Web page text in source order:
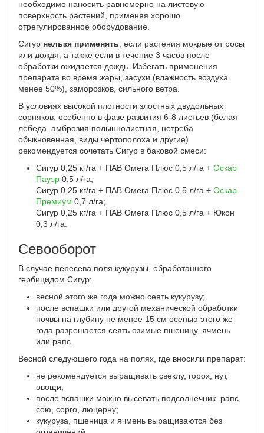
необходимо наносить равномерно на листовую
поверхность растений, применяя хорошо
отрегулированное оборудование.
Сигур нельзя применять , если растения мокрые от росы
или дождя, а также если в течение 3 часов после
обработки ожидается дождь. Избегать применения
препарата во время жары, засухи (влажность воздуха
менее 50%), заморозков, сильного ветра.
В условиях высокой плотности злостных двудольных
сорняков, особенно в фазе развития 6-8 листьев (белая
лебеда, амброзия полыннолистная, нетреба
обыкновенная, виды чертополоха и другие)
рекомендуется сочетать Сигур в баковой смеси:
Сигур 0,25 кг/га + ПАВ Омега Плюс 0,5 л/га + Оскар
Пауэр 0,5 л/га;
Сигур 0,25 кг/га + ПАВ Омега Плюс 0,5 л/га + Оскар
Премиум 0,7 л/га;
Сигур 0,25 кг/га + ПАВ Омега Плюс 0,5 л/га + Юкон
0,3 л/га.
Севооборот
В случае пересева поля кукурузы, обработанного
гербицидом Сигур:
весной этого же года можно сеять кукурузу;
после вспашки или другой механической обработки
почвы на глубину не менее 15 см осенью этого же
года разрешается сеять озимые пшеницу, ячмень
или рапс.
Весной следующего года на полях, где вносили препарат:
не рекомендуется выращивать свеклу, горох, нут,
овощи;
после вспашки можно высевать подсолнечник, рапс,
сою, сорго, люцерну;
кукуруза, пшеница и ячмень выращиваются без